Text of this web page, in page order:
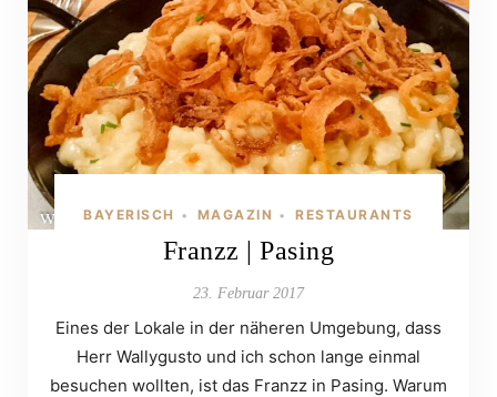
BAYERISCH • MAGAZIN • RESTAURANTS
Franzz | Pasing
23. Februar 2017
Eines der Lokale in der näheren Umgebung, dass
Herr Wallygusto und ich schon lange einmal
besuchen wollten, ist das Franzz in Pasing. Warum